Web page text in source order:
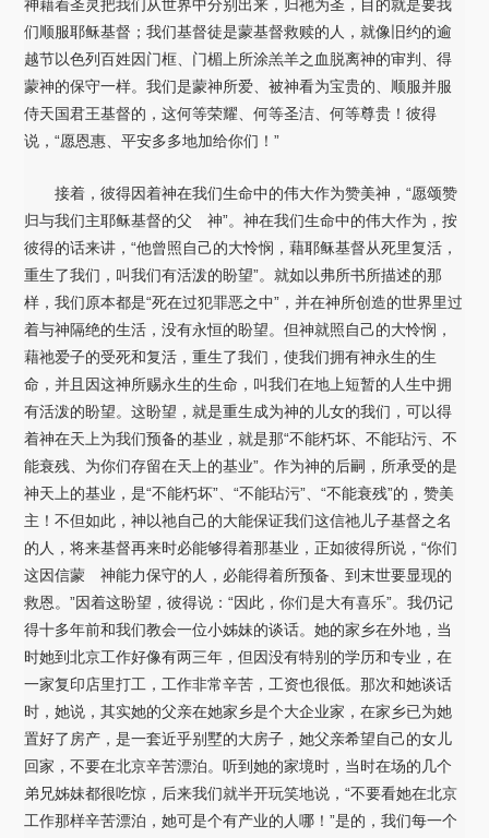
神藉着圣灵把我们从世界中分别出来，归祂为圣，目的就是要我
们顺服耶稣基督；我们基督徒是蒙基督救赎的人，就像旧约的逾
越节以色列百姓因门框、门楣上所涂羔羊之血脱离神的审判、得
蒙神的保守一样。我们是蒙神所爱、被神看为宝贵的、顺服并服
侍天国君王基督的，这何等荣耀、何等圣洁、何等尊贵！彼得
说，“愿恩惠、平安多多地加给你们！”
接着，彼得因着神在我们生命中的伟大作为赞美神，“愿颂赞
归与我们主耶稣基督的父 神”。神在我们生命中的伟大作为，按
彼得的话来讲，“他曾照自己的大怜悯，藉耶稣基督从死里复活，
重生了我们，叫我们有活泼的盼望”。就如以弗所书所描述的那
样，我们原本都是“死在过犯罪恶之中”，并在神所创造的世界里过
着与神隔绝的生活，没有永恒的盼望。但神就照自己的大怜悯，
藉祂爱子的受死和复活，重生了我们，使我们拥有神永生的生
命，并且因这神所赐永生的生命，叫我们在地上短暂的人生中拥
有活泼的盼望。这盼望，就是重生成为神的儿女的我们，可以得
着神在天上为我们预备的基业，就是那“不能朽坏、不能玷污、不
能衰残、为你们存留在天上的基业”。作为神的后嗣，所承受的是
神天上的基业，是“不能朽坏”、“不能玷污”、“不能衰残”的，赞美
主！不但如此，神以祂自己的大能保证我们这信祂儿子基督之名
的人，将来基督再来时必能够得着那基业，正如彼得所说，“你们
这因信蒙 神能力保守的人，必能得着所预备、到末世要显现的
救恩。”因着这盼望，彼得说：“因此，你们是大有喜乐”。我仍记
得十多年前和我们教会一位小姊妹的谈话。她的家乡在外地，当
时她到北京工作好像有两三年，但因没有特别的学历和专业，在
一家复印店里打工，工作非常辛苦，工资也很低。那次和她谈话
时，她说，其实她的父亲在她家乡是个大企业家，在家乡已为她
置好了房产，是一套近乎别墅的大房子，她父亲希望自己的女儿
回家，不要在北京辛苦漂泊。听到她的家境时，当时在场的几个
弟兄姊妹都很吃惊，后来我们就半开玩笑地说，“不要看她在北京
工作那样辛苦漂泊，她可是个有产业的人哪！”是的，我们每一个